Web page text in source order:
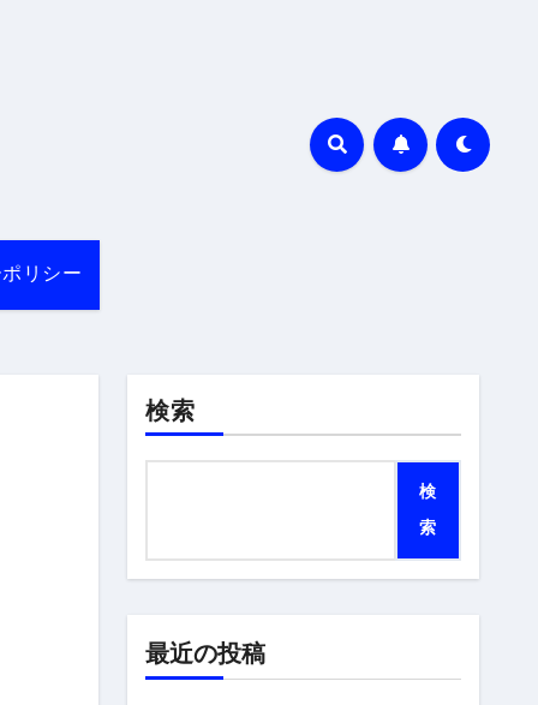
リシー
検索
検
索
最近の投稿